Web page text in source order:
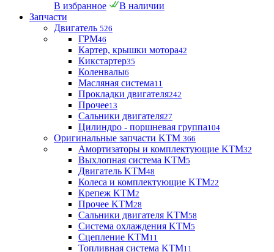
В избранное
В наличии
Запчасти
Двигатель 526
ГРМ46
Картер, крышки мотора42
Кикстартер35
Коленвалы6
Масляная система11
Прокладки двигателя242
Прочее13
Сальники двигателя27
Цилиндро - поршневая группа104
Оригинальные запчасти KTM 366
Амортизаторы и комплектующие KTM32
Выхлопная система KTM5
Двигатель KTM48
Колеса и комплектующие KTM22
Крепеж KTM2
Прочее KTM28
Сальники двигателя KTM58
Система охлаждения KTM5
Сцепление KTM11
Топливная система KTM11